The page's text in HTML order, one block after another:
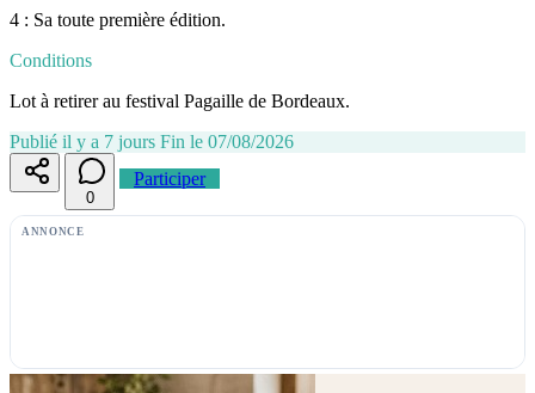
4 : Sa toute première édition.
Conditions
Lot à retirer au festival Pagaille de Bordeaux.
Publié il y a 7 jours Fin le 07/08/2026
0
Participer
ANNONCE